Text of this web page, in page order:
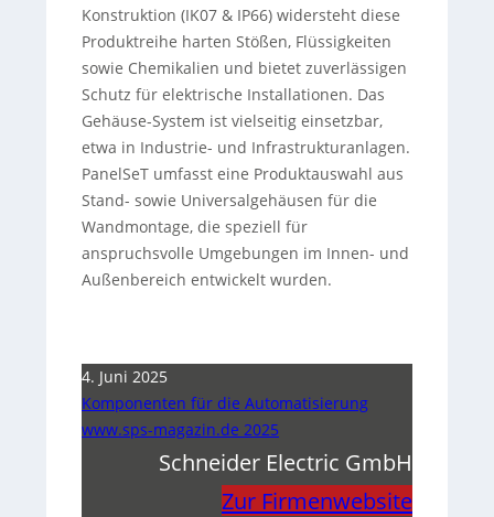
Konstruktion (IK07 & IP66) widersteht diese
Produktreihe harten Stößen, Flüssigkeiten
sowie Chemikalien und bietet zuverlässigen
Schutz für elektrische Installationen. Das
Gehäuse-System ist vielseitig einsetzbar,
etwa in Industrie- und Infrastrukturanlagen.
PanelSeT umfasst eine Produktauswahl aus
Stand- sowie Universalgehäusen für die
Wandmontage, die speziell für
anspruchsvolle Umgebungen im Innen- und
Außenbereich entwickelt wurden.
4. Juni 2025
Komponenten für die Automatisierung
www.sps-magazin.de 2025
Schneider Electric GmbH
Zur Firmenwebsite